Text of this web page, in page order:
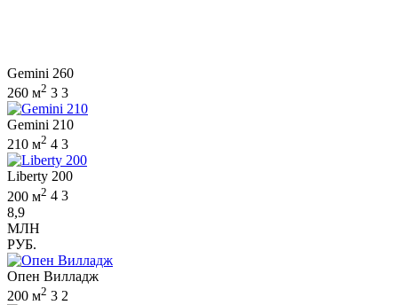
Gemini 260
260 м2 3 3
Gemini 210
210 м2 4 3
Liberty 200
200 м2 4 3
8,9
МЛН
РУБ.
Опен Вилладж
200 м2 3 2